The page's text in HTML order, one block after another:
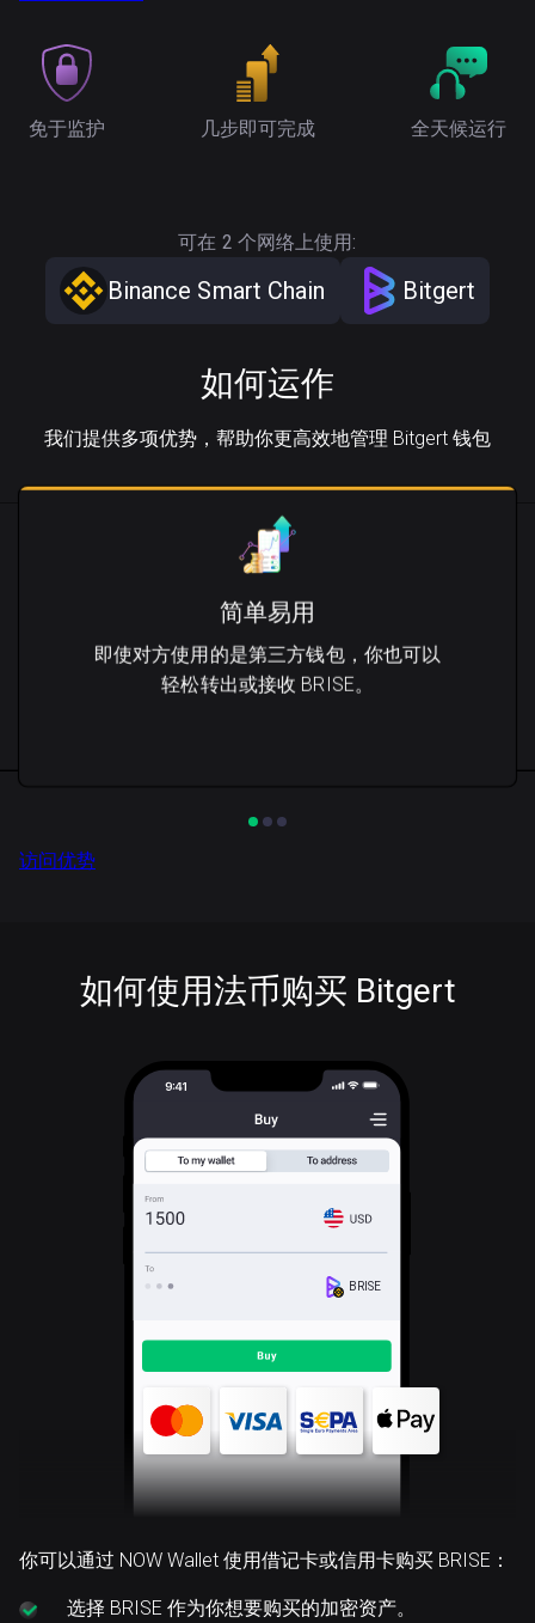
免于监护 几步即可完成 全天候运行
可在 2 个网络上使用:
Binance Smart Chain Bitgert
如何运作
我们提供多项优势，帮助你更高效地管理 Bitgert 钱包
简单易用
即使对方使用的是第三方钱包，你也可以
轻松转出或接收 BRISE。
访问优势
如何使用法币购买 Bitgert
BRISE
你可以通过 NOW Wallet 使用借记卡或信用卡购买 BRISE：
选择 BRISE 作为你想要购买的加密资产。